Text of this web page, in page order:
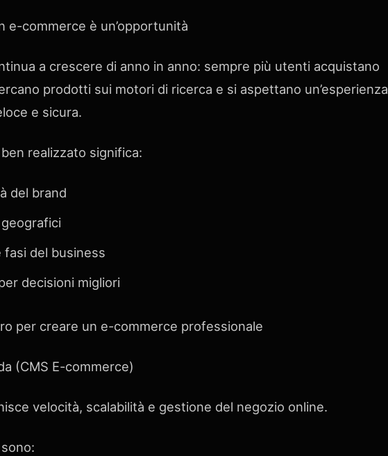
e-commerce è un’opportunità
a crescere di anno in anno: sempre più utenti acquistano
prodotti sui motori di ricerca e si aspettano un’esperienza
e sicura.
realizzato significa:
del brand
del business
decisioni migliori
per creare un e-commerce professionale
(CMS E-commerce)
velocità, scalabilità e gestione del negozio online.